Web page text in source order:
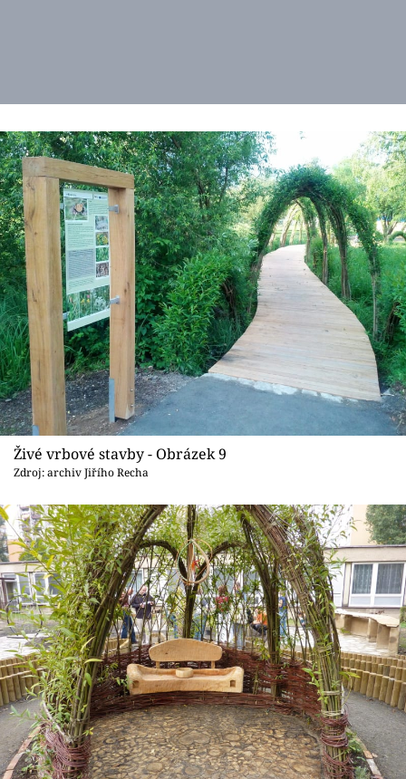
Živé vrbové stavby - Obrázek 9
Zdroj: archiv Jiřího Recha